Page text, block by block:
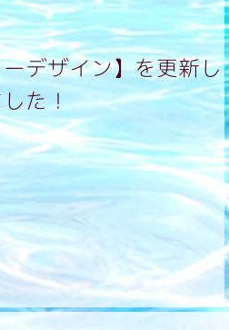
デザイン】を更新し
した！